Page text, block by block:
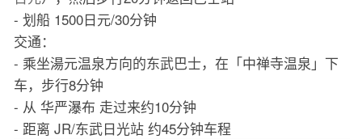
- 划船 1500日元/30分钟
交通：
- 乘坐湯元温泉方向的东武巴士，在「中禅寺温泉」下
车，步行8分钟
- 从 华严瀑布 走过来约10分钟
- 距离 JR/东武日光站 约45分钟车程